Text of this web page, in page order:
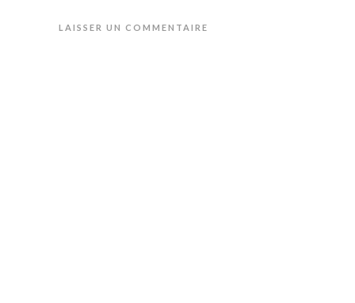
LAISSER UN COMMENTAIRE